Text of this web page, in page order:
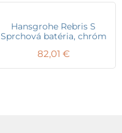
Hansgrohe Rebris S
Sprchová batéria, chróm
82,01 €